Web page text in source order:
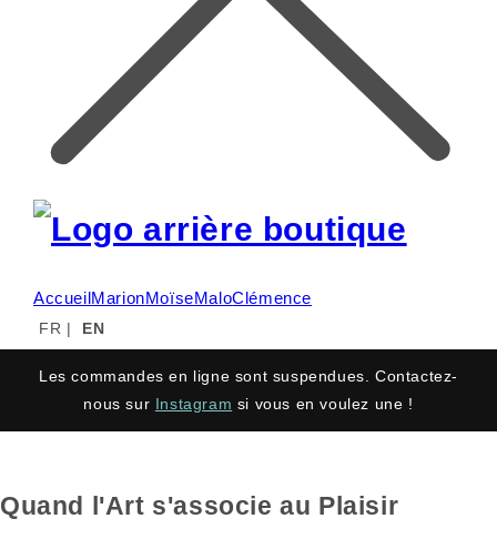
AccueilMarionMoïseMaloClémence
FR | EN
Les commandes en ligne sont suspendues. Contactez-
nous sur Instagram si vous en voulez une !
Quand l'Art s'associe au Plaisir